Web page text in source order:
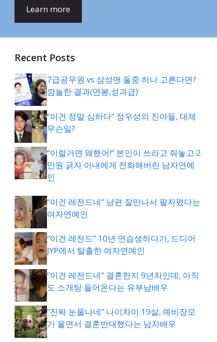
Learn more
Recent Posts
7급공무원 vs 삼성맨 둘중 하나 고른다면?
깜놀한 결과(연봉,성과급)
“이건 정말 심하다” 정우성의 친아들, 대체
무슨일?
“이럴거면 왜했어!” 본인이 쓰라고 줘놓고 2
만원 긁자 아내에게 전화해버린 남자연예
인
“이건 레전드네” 남편 잘만나서 팔자폈다는
여자연예인
“이건 레전드” 10년 연습생하다가, 드디어
JYP에서 탈출한 여자연예인
“이건 레전드네” 결혼한지 9년차인데, 아직
도 소개팅 들어온다는 유부남배우
“진짜 눈물나네” 나이차이 19살, 예비장모
가 울면서 결혼반대했다는 남자배우